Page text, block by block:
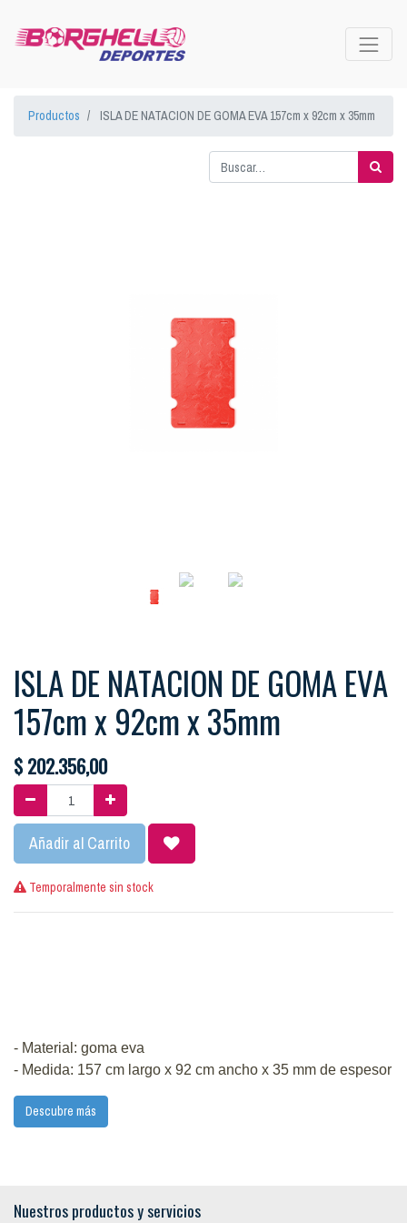
Productos ISLA DE NATACION DE GOMA EVA 157cm x 92cm x 35mm
ISLA DE NATACION DE GOMA EVA
157cm x 92cm x 35mm
$202.356,00
Añadir al Carrito
Temporalmente sin stock
- Material: goma eva
- Medida: 157 cm largo x 92 cm ancho x 35 mm de espesor
Descubre más
Nuestros productos y servicios